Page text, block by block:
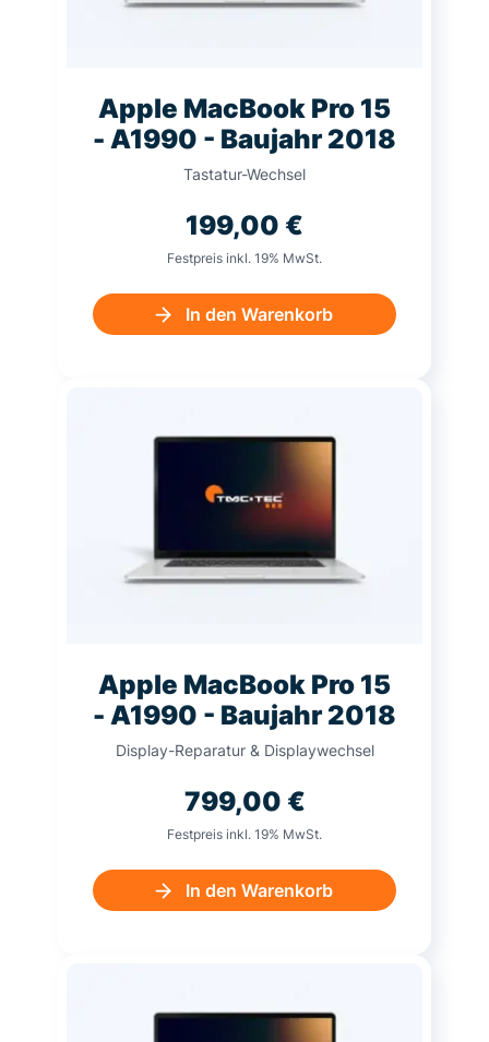
Apple MacBook Pro 15
- A1990 - Baujahr 2018
Tastatur-Wechsel
199,00 €
Festpreis inkl. 19% MwSt.
In den Warenkorb
Apple MacBook Pro 15
- A1990 - Baujahr 2018
Display-Reparatur & Displaywechsel
799,00 €
Festpreis inkl. 19% MwSt.
In den Warenkorb